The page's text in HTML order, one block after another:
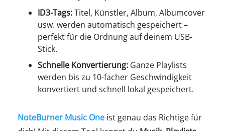
ID3-Tags:Titel, Künstler, Album, Albumcover
usw. werden automatisch gespeichert –
perfekt für die Ordnung auf deinem USB-
Stick.
Schnelle Konvertierung: Ganze Playlists
werden bis zu 10-facher Geschwindigkeit
konvertiert und schnell lokal gespeichert.
NoteBurner Music One ist genau das Richtige für